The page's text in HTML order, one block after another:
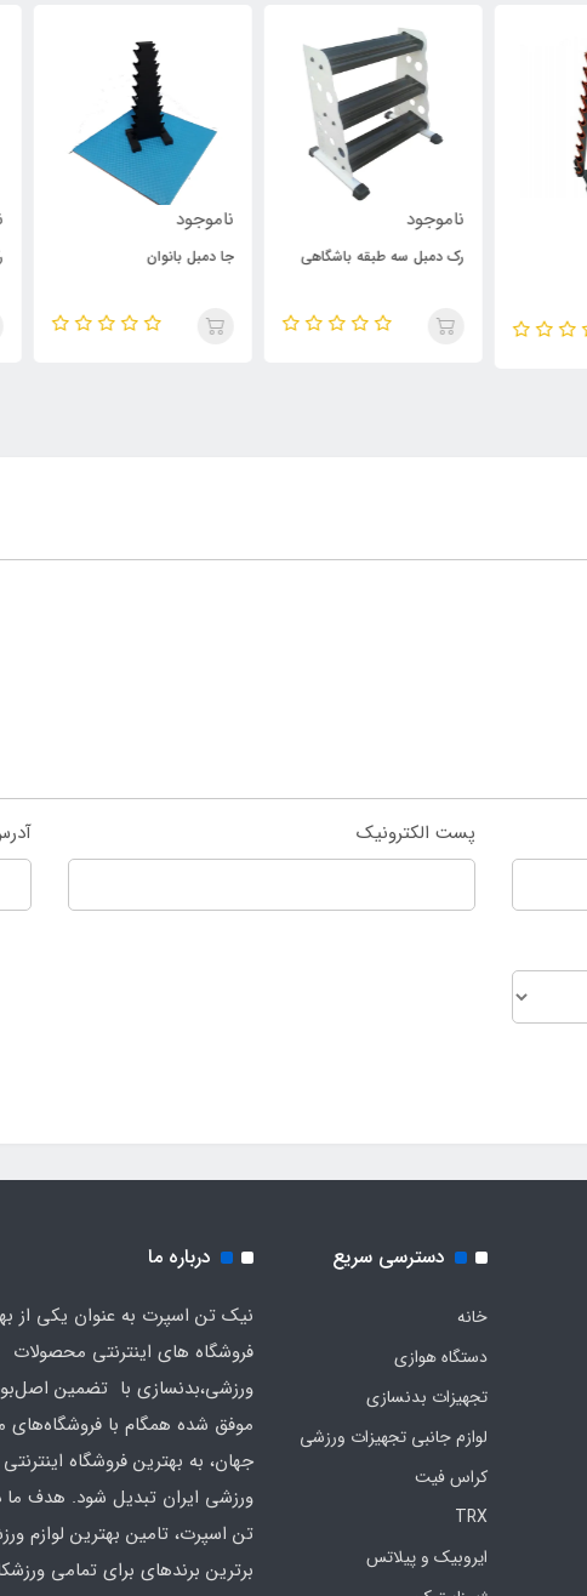
ناموجود
رک دمبل سه طبقه باشگاهی
ناموجود
جا دمبل بانوان
پست الکترونیک
دسترسی سریع
خانه
دستگاه هوازی
تجهیزات بدنسازی
لوازم جانبی تجهیزات ورزشی
کراس فیت
TRX
ایروبیک و پیلاتس
درباره ما
نیک تن اسپرت به عنوان یکی از
فروشگاه های اینترنتی محصولات
ورزشی،بدنسازی با تضمین
موفق شده همگام با فروشگاه‌های
جهان، به بهترین فروشگاه
ورزشی ایران تبدیل شود. هدف ما
تن اسپرت، تامین بهترین لوازم
برترین برندهای برای تمامی